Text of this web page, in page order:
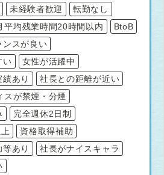
未経験者歓迎
転勤なし
平均残業時間20時間以内
BtoB
ンスが良い
い
女性が活躍中
あり
社長との距離が近い
スが禁煙・分煙
完全週休2日制
資格取得補助
あり
社長がナイスキャラ